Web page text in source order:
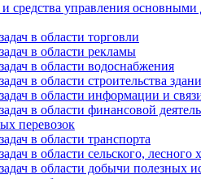
средства управления
в области торговли
в области рекламы
в области водоснабжения
в области строительства
в области информации и
в области финансовой
перевозок
в области транспорта
в области сельского, лесного
в области добычи полезных